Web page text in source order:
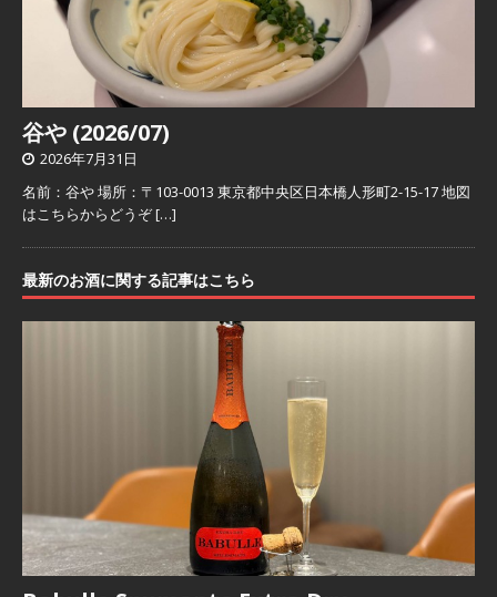
谷や (2026/07)
2026年7月31日
名前：谷や 場所：〒103-0013 東京都中央区日本橋人形町2-15-17 地図
はこちらからどうぞ[…]
最新のお酒に関する記事はこちら